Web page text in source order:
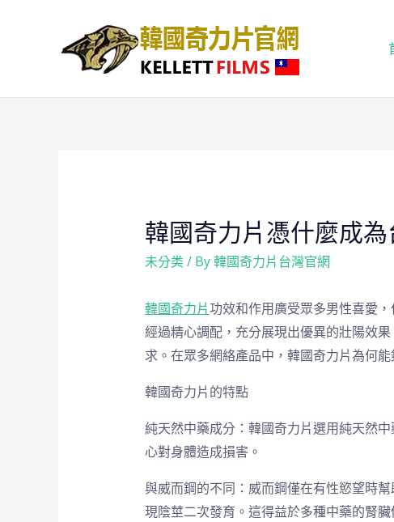
韓國奇力片憑什麼成
未分类/ By韓國奇力片台灣官網
韓國奇力片功效和作用廣受眾多男性喜愛
經過精心調配，充分展現出優異的壯陽效
求。在眾多網絡產品中，韓國奇力片為何
韓國奇力片的特點
純天然中藥成分：韓國奇力片選用純天然
心對身體造成損害。
與威而鋼的不同：威而鋼僅在有性慾望時
現陰莖二次發育。這得益於多種中藥的腎